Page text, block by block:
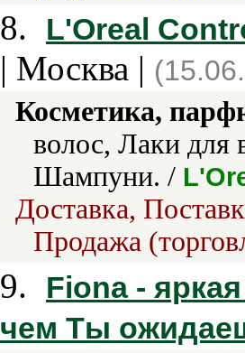
8. L'Oreal
| Москва |
Косметика,
волос, Лаки для
Шампуни. /
Доставка,
Продажа
9.
Fiona -
чем Ты